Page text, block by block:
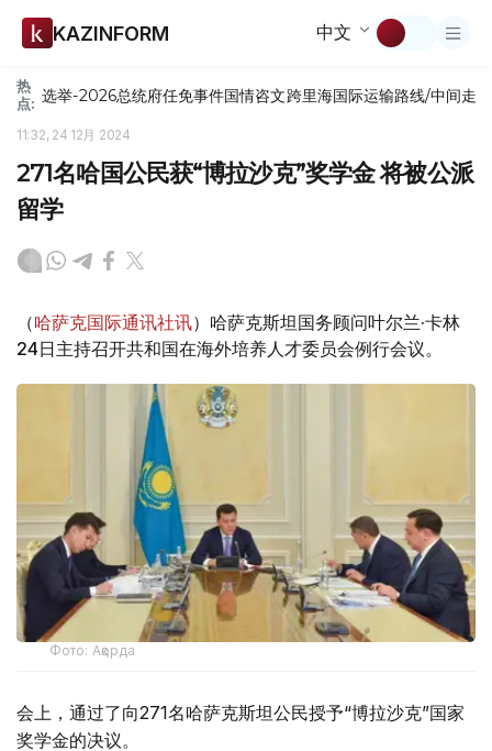
KAZINFORM 中文
热
点: 选举-2026总统府任免事件国情咨文跨里海国际运输路线/中间走廊
11:32, 24 12月 2024
271名哈国公民获“博拉沙克”奖学金 将被公派
留学
（哈萨克国际通讯社讯）哈萨克斯坦国务顾问叶尔兰·卡林
24日主持召开共和国在海外培养人才委员会例行会议。
Фото: Ақорда
会上，通过了向271名哈萨克斯坦公民授予“博拉沙克”国家
奖学金的决议。